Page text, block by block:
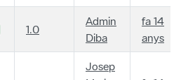
1.0
Admin
Diba
fa 14
anys
Josep